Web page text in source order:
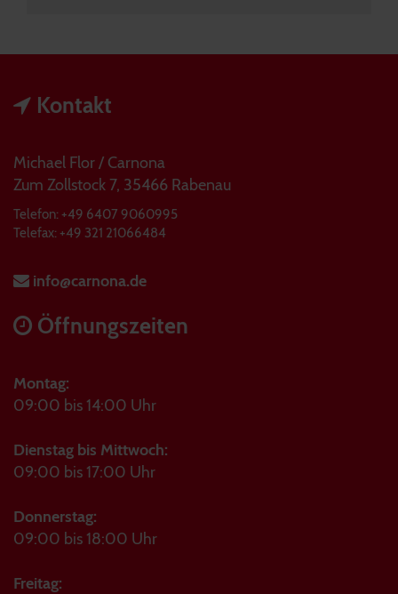
Kontakt
Michael Flor / Carnona
Zum Zollstock 7, 35466 Rabenau
Telefon: +49 6407 9060995
Telefax: +49 321 21066484
info@carnona.de
Öffnungszeiten
Montag:
09:00 bis 14:00 Uhr
Dienstag bis Mittwoch:
09:00 bis 17:00 Uhr
Donnerstag:
09:00 bis 18:00 Uhr
Freitag: